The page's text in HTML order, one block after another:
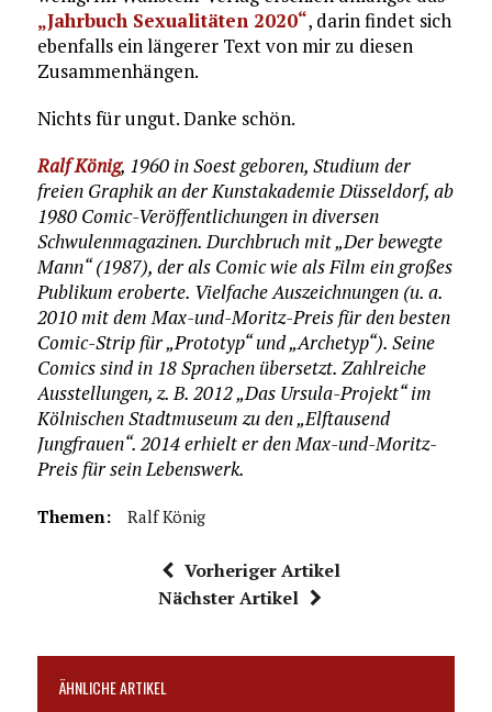
„Jahrbuch Sexualitäten 2020“, darin findet sich
ebenfalls ein längerer Text von mir zu diesen
Zusammenhängen.
Nichts für ungut. Danke schön.
Ralf König, 1960 in Soest geboren, Studium der
freien Graphik an der Kunstakademie Düsseldorf, ab
1980 Comic-Veröffentlichungen in diversen
Schwulenmagazinen. Durchbruch mit „Der bewegte
Mann“ (1987), der als Comic wie als Film ein großes
Publikum eroberte. Vielfache Auszeichnungen (u. a.
2010 mit dem Max-und-Moritz-Preis für den besten
Comic-Strip für „Prototyp“ und „Archetyp“). Seine
Comics sind in 18 Sprachen übersetzt. Zahlreiche
Ausstellungen, z. B. 2012 „Das Ursula-Projekt“ im
Kölnischen Stadtmuseum zu den „Elftausend
Jungfrauen“. 2014 erhielt er den Max-und-Moritz-
Preis für sein Lebenswerk.
Themen: Ralf König
Vorheriger Artikel
Nächster Artikel
ÄHNLICHE ARTIKEL